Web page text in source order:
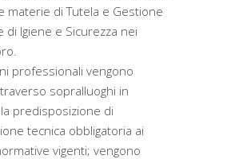
materie di Tutela e Gestione
di Igiene e Sicurezza nei
professionali vengono
sopralluoghi in
predisposizione di
tecnica obbligatoria ai
vigenti; vengono